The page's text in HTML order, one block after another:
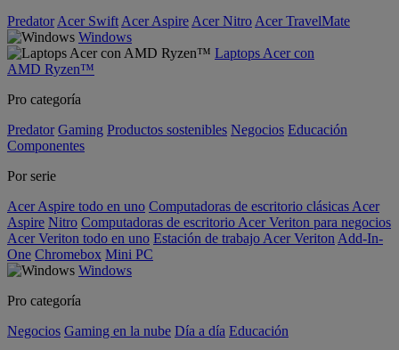
Predator Acer Swift Acer Aspire Acer Nitro Acer TravelMate
Windows
Laptops Acer con
AMD Ryzen™
Pro categoría
Predator Gaming Productos sostenibles Negocios Educación
Componentes
Por serie
Acer Aspire todo en uno Computadoras de escritorio clásicas Acer
Aspire Nitro Computadoras de escritorio Acer Veriton para negocios
Acer Veriton todo en uno Estación de trabajo Acer Veriton Add-In-
One Chromebox Mini PC
Windows
Pro categoría
Negocios Gaming en la nube Día a día Educación